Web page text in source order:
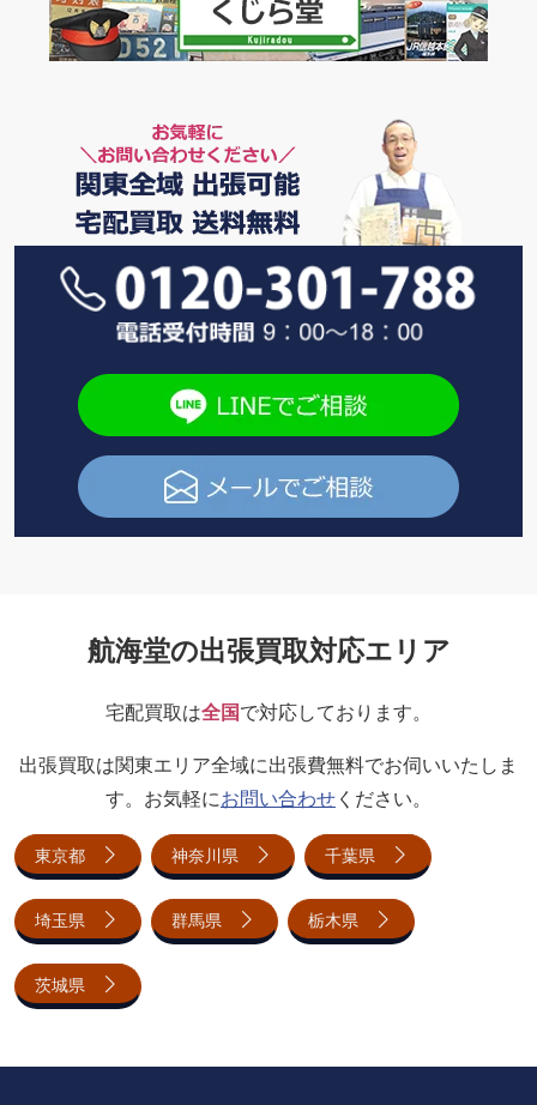
航海堂の出張買取対応エリア
宅配買取は全国で対応しております。
出張買取は関東エリア全域に出張費無料でお伺いいたしま
す。お気軽にお問い合わせください。
東京都 神奈川県 千葉県
埼玉県 群馬県 栃木県
茨城県